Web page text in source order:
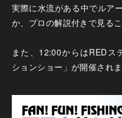
実際に水流がある中でルア
か、プロの解説付きで見る
また、12:00からはREDス
ションショー」が開催されま